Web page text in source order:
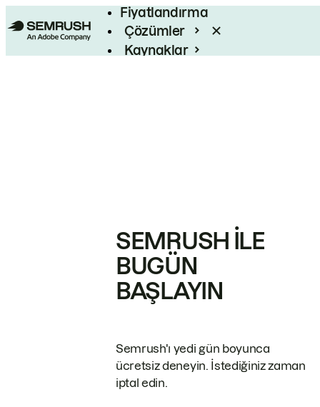
Fiyatlandırma
Çözümler
Kaynaklar
SEMRUSH ILE
BUGÜN
BAŞLAYIN
Semrush'ı yedi gün boyunca
ücretsiz deneyin. İstediğiniz zaman
iptal edin.